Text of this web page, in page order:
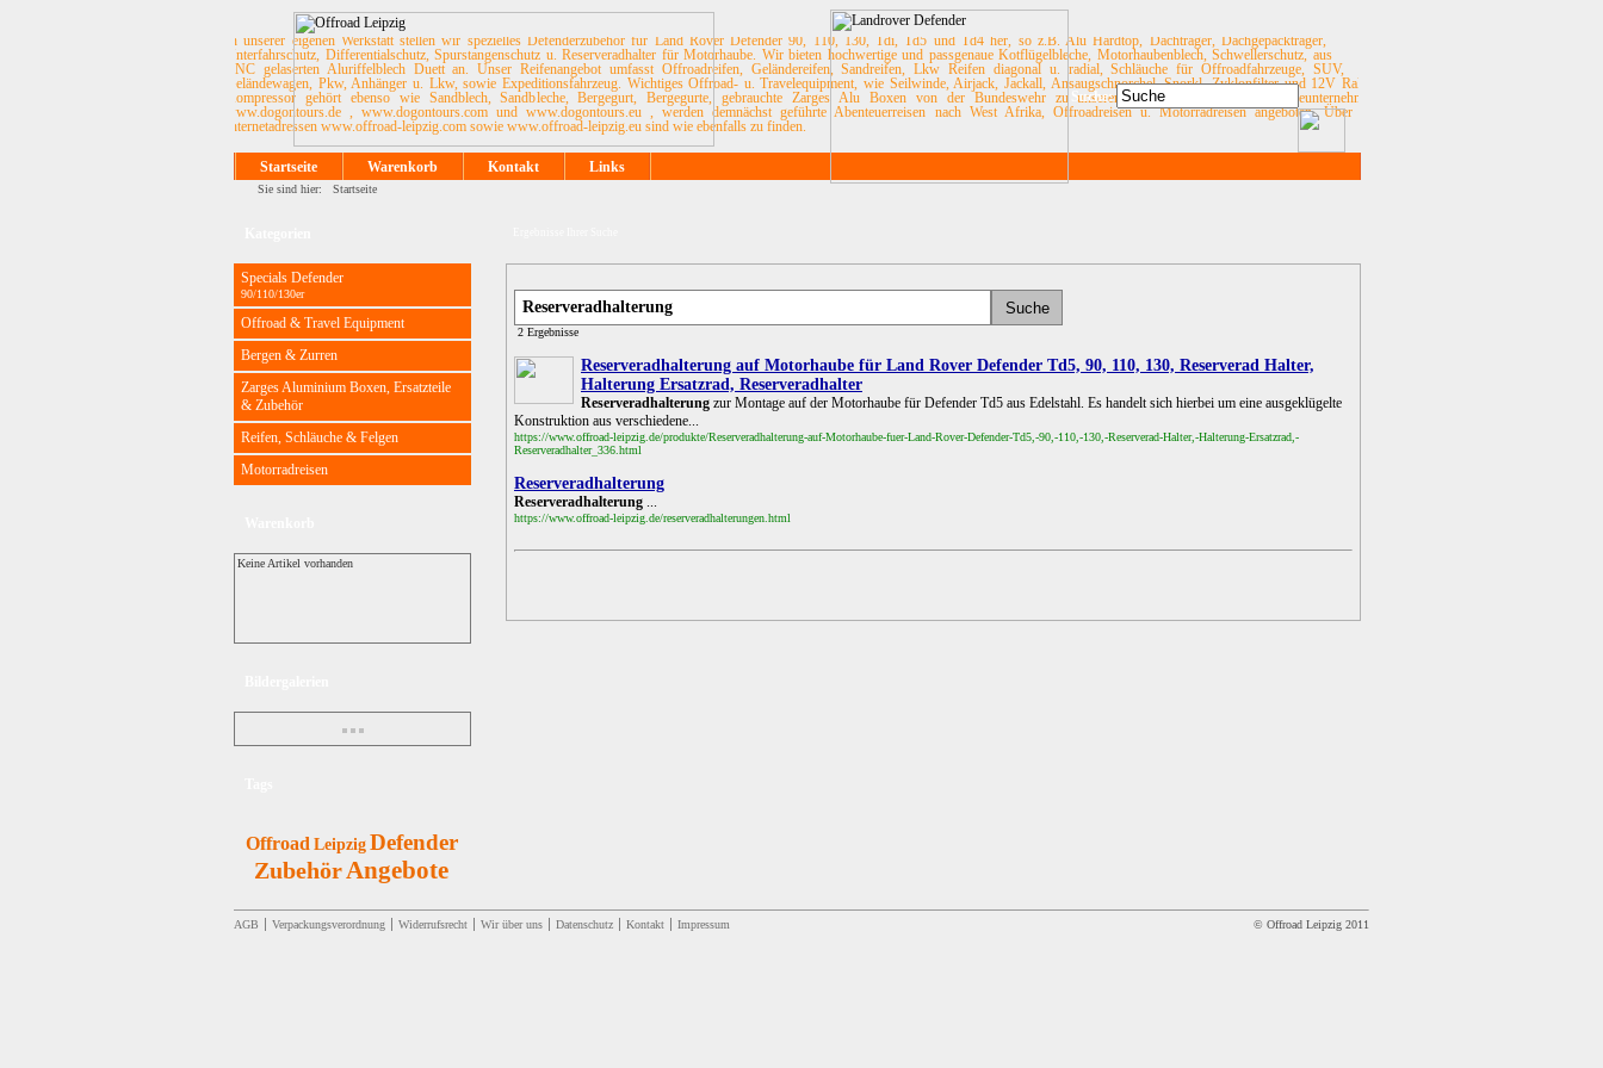
In unserer eigenen Werkstatt stellen wir spezielles Defenderzubehör für Land Rover Defender 90, 110, 130, Tdi, Td5 und Td4 her, so z.B. Alu Hardtop, Dachträger, Dachgepäckträger,
Unterfahrschutz, Differentialschutz, Spurstangenschutz u. Reserveradhalter für Motorhaube. Wir bieten hochwertige und passgenaue Kotflügelbleche, Motorhaubenblech, Schwellerschutz, aus
CNC gelaserten Aluriffelblech Duett an. Unser Reifenangebot umfasst Offroadreifen, Geländereifen, Sandreifen, Lkw Reifen diagonal u. radial, Schläuche für Offroadfahrzeuge, SUV,
Geländewagen, Pkw, Anhänger u. Lkw, sowie Expeditionsfahrzeug. Wichtiges Offroad- u. Travelequipment, wie Seilwinde, Airjack, Jackall, Ansaugschnorchel, Snorkl, Zyklonfilter und 12V Rallye
Kompressor gehört ebenso wie Sandblech, Sandbleche, Bergegurt, Bergegurte, gebrauchte Zarges Alu Boxen von der Bundeswehr zu unserem Angebot. Über unser Reiseunternehmen
www.dogontours.de , www.dogontours.com und www.dogontours.eu , werden demnächst geführte Abenteuerreisen nach West Afrika, Offroadreisen u. Motorradreisen angeboten. Über die
Internetadressen www.offroad-leipzig.com sowie www.offroad-leipzig.eu sind wie ebenfalls zu finden.
Suche:
Startseite Warenkorb Kontakt Links
Sie sind hier: Startseite
Specials Defender
90/110/130er
Offroad & Travel Equipment
Bergen & Zurren
Zarges Aluminium Boxen, Ersatzteile
& Zubehör
Reifen, Schläuche & Felgen
Motorradreisen
Keine Artikel vorhanden
Offroad Leipzig Defender
ZubehörAngebote
2 Ergebnisse
Reserveradhalterung auf Motorhaube für Land Rover Defender Td5, 90, 110, 130, Reserverad Halter,
Halterung Ersatzrad, Reserveradhalter
Reserveradhalterung zur Montage auf der Motorhaube für Defender Td5 aus Edelstahl. Es handelt sich hierbei um eine ausgeklügelte
Konstruktion aus verschiedene...
https://www.offroad-leipzig.de/produkte/Reserveradhalterung-auf-Motorhaube-fuer-Land-Rover-Defender-Td5,-90,-110,-130,-Reserverad-Halter,-Halterung-Ersatzrad,-
Reserveradhalter_336.html
Reserveradhalterung
Reserveradhalterung ...
https://www.offroad-leipzig.de/reserveradhalterungen.html
AGB Verpackungsverordnung Widerrufsrecht Wir über uns Datenschutz Kontakt Impressum © Offroad Leipzig 2011